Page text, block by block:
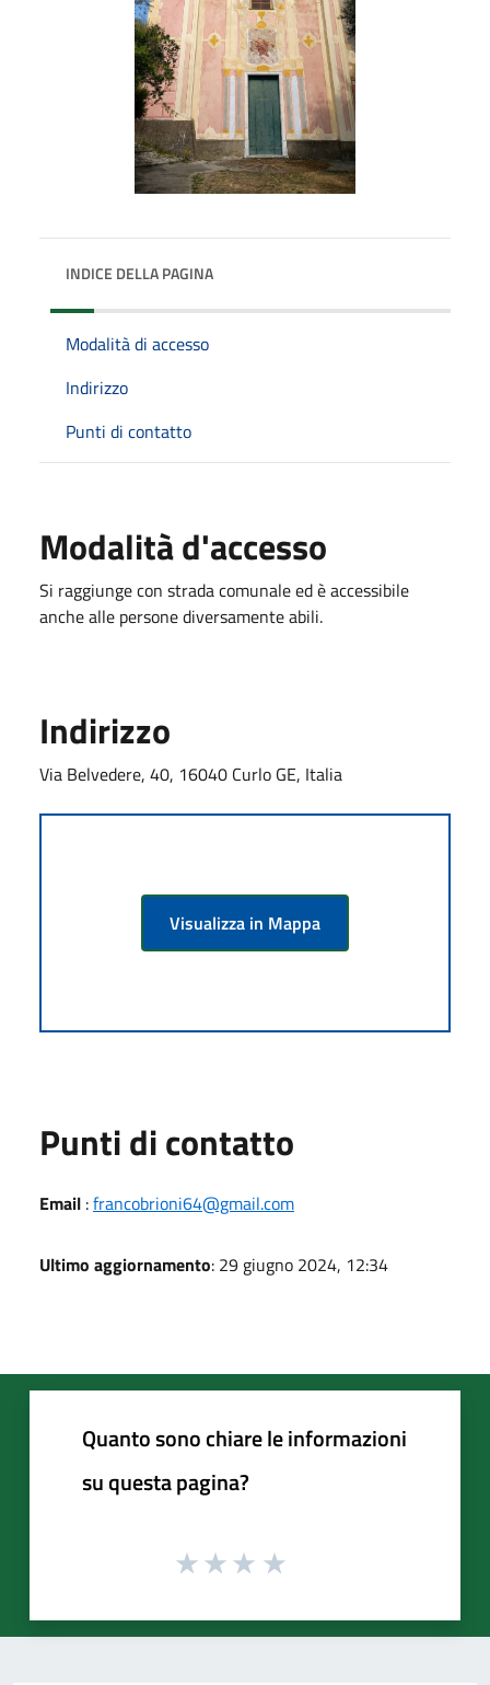
INDICE DELLA PAGINA
Modalità di accesso
Indirizzo
Punti di contatto
Modalità d'accesso
Si raggiunge con strada comunale ed è accessibile
anche alle persone diversamente abili.
Indirizzo
Via Belvedere, 40, 16040 Curlo GE, Italia
Visualizza in Mappa
Punti di contatto
Email :francobrioni64@gmail.com
Ultimo aggiornamento: 29 giugno 2024, 12:34
Quanto sono chiare le informazioni
su questa pagina?